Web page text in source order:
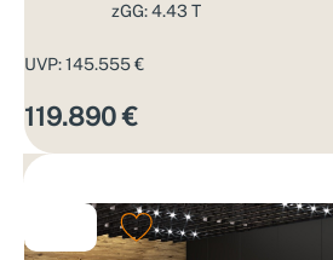
zGG: 4.43 T
UVP: 145.555 €
119.890 €